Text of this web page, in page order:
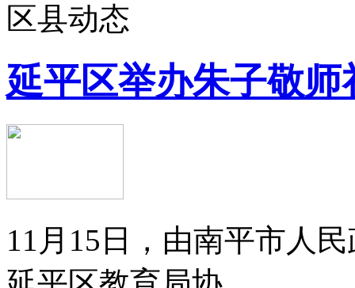
区县动态
延平区举办朱子敬师
11月15日，由南平市人